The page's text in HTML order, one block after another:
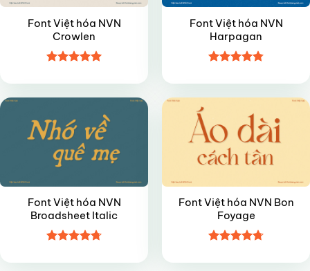
Font Việt hóa NVN
Crowlen
hạng55
sao
Font Việt hóa NVN
Harpagan
hạng4.85
sao
Font Việt hóa NVN
Broadsheet Italic
hạng4.75
Font Việt hóa NVN Bon
Foyage
hạng4.75